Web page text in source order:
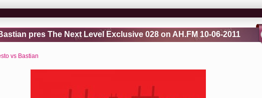
pres The Next Level Exclusive 028 on AH.FM 10-06-2011
vs Bastian